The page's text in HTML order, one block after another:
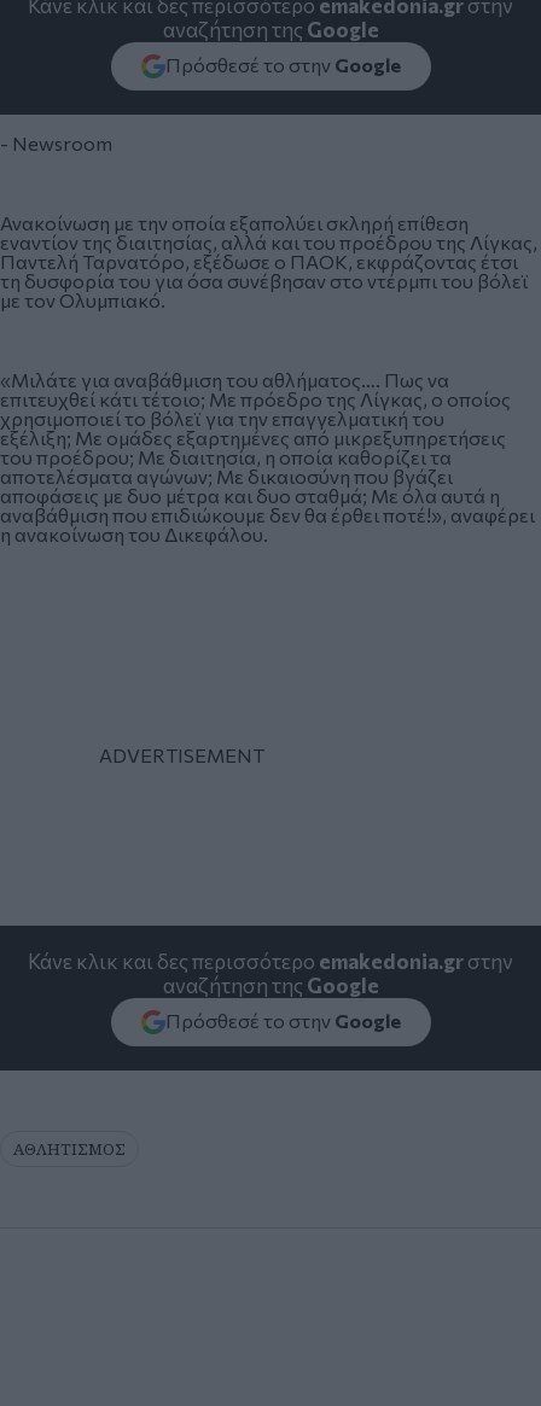
Κάνε κλικ και δες περισσότερο emakedonia.grστην
αναζήτηση της Google
Πρόσθεσέ το στην Google
- Newsroom
Ανακοίνωση με την οποία εξαπολύει σκληρή επίθεση
εναντίον της διαιτησίας, αλλά και του προέδρου της Λίγκας,
Παντελή Ταρνατόρο, εξέδωσε ο ΠΑΟΚ, εκφράζοντας έτσι
τη δυσφορία του για όσα συνέβησαν στο ντέρμπι του βόλεϊ
με τον Ολυμπιακό.
«Μιλάτε για αναβάθμιση του αθλήματος…. Πως να
επιτευχθεί κάτι τέτοιο; Με πρόεδρο της Λίγκας, ο οποίος
χρησιμοποιεί το βόλεϊ για την επαγγελματική του
εξέλιξη; Με ομάδες εξαρτημένες από μικρεξυπηρετήσεις
του προέδρου; Με διαιτησία, η οποία καθορίζει τα
αποτελέσματα αγώνων; Με δικαιοσύνη που βγάζει
αποφάσεις με δυο μέτρα και δυο σταθμά; Με όλα αυτά η
αναβάθμιση που επιδιώκουμε δεν θα έρθει ποτέ!», αναφέρει
η ανακοίνωση του Δικεφάλου.
Κάνε κλικ και δες περισσότερο emakedonia.grστην
αναζήτηση της Google
Πρόσθεσέ το στην Google
ΑΘΛΗΤΙΣΜΟΣ